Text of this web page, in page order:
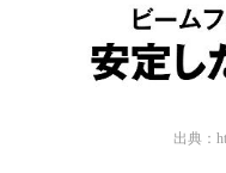
出典：